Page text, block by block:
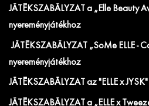
JÁTÉKSZABÁLYZAT a „Elle Beauty
nyereményjátékhoz
JÁTÉKSZABÁLYZAT „SoMe ELLE -
nyereményjátékhoz
JÁTÉKSZABÁLYZAT az "ELLE x
JÁTÉKSZABÁLYZAT a „ELLE x